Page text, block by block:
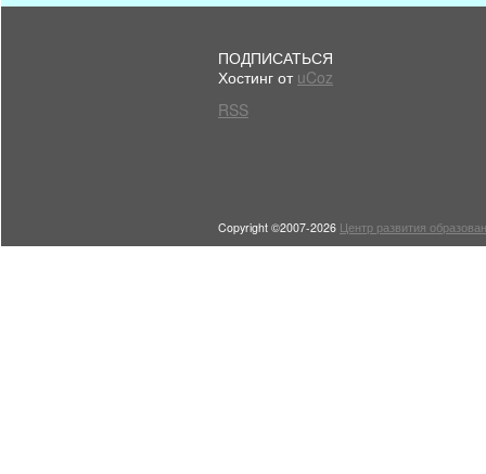
ПОДПИСАТЬСЯ
Хостинг от uCoz
RSS
Copyright ©2007-2026 Центр развития